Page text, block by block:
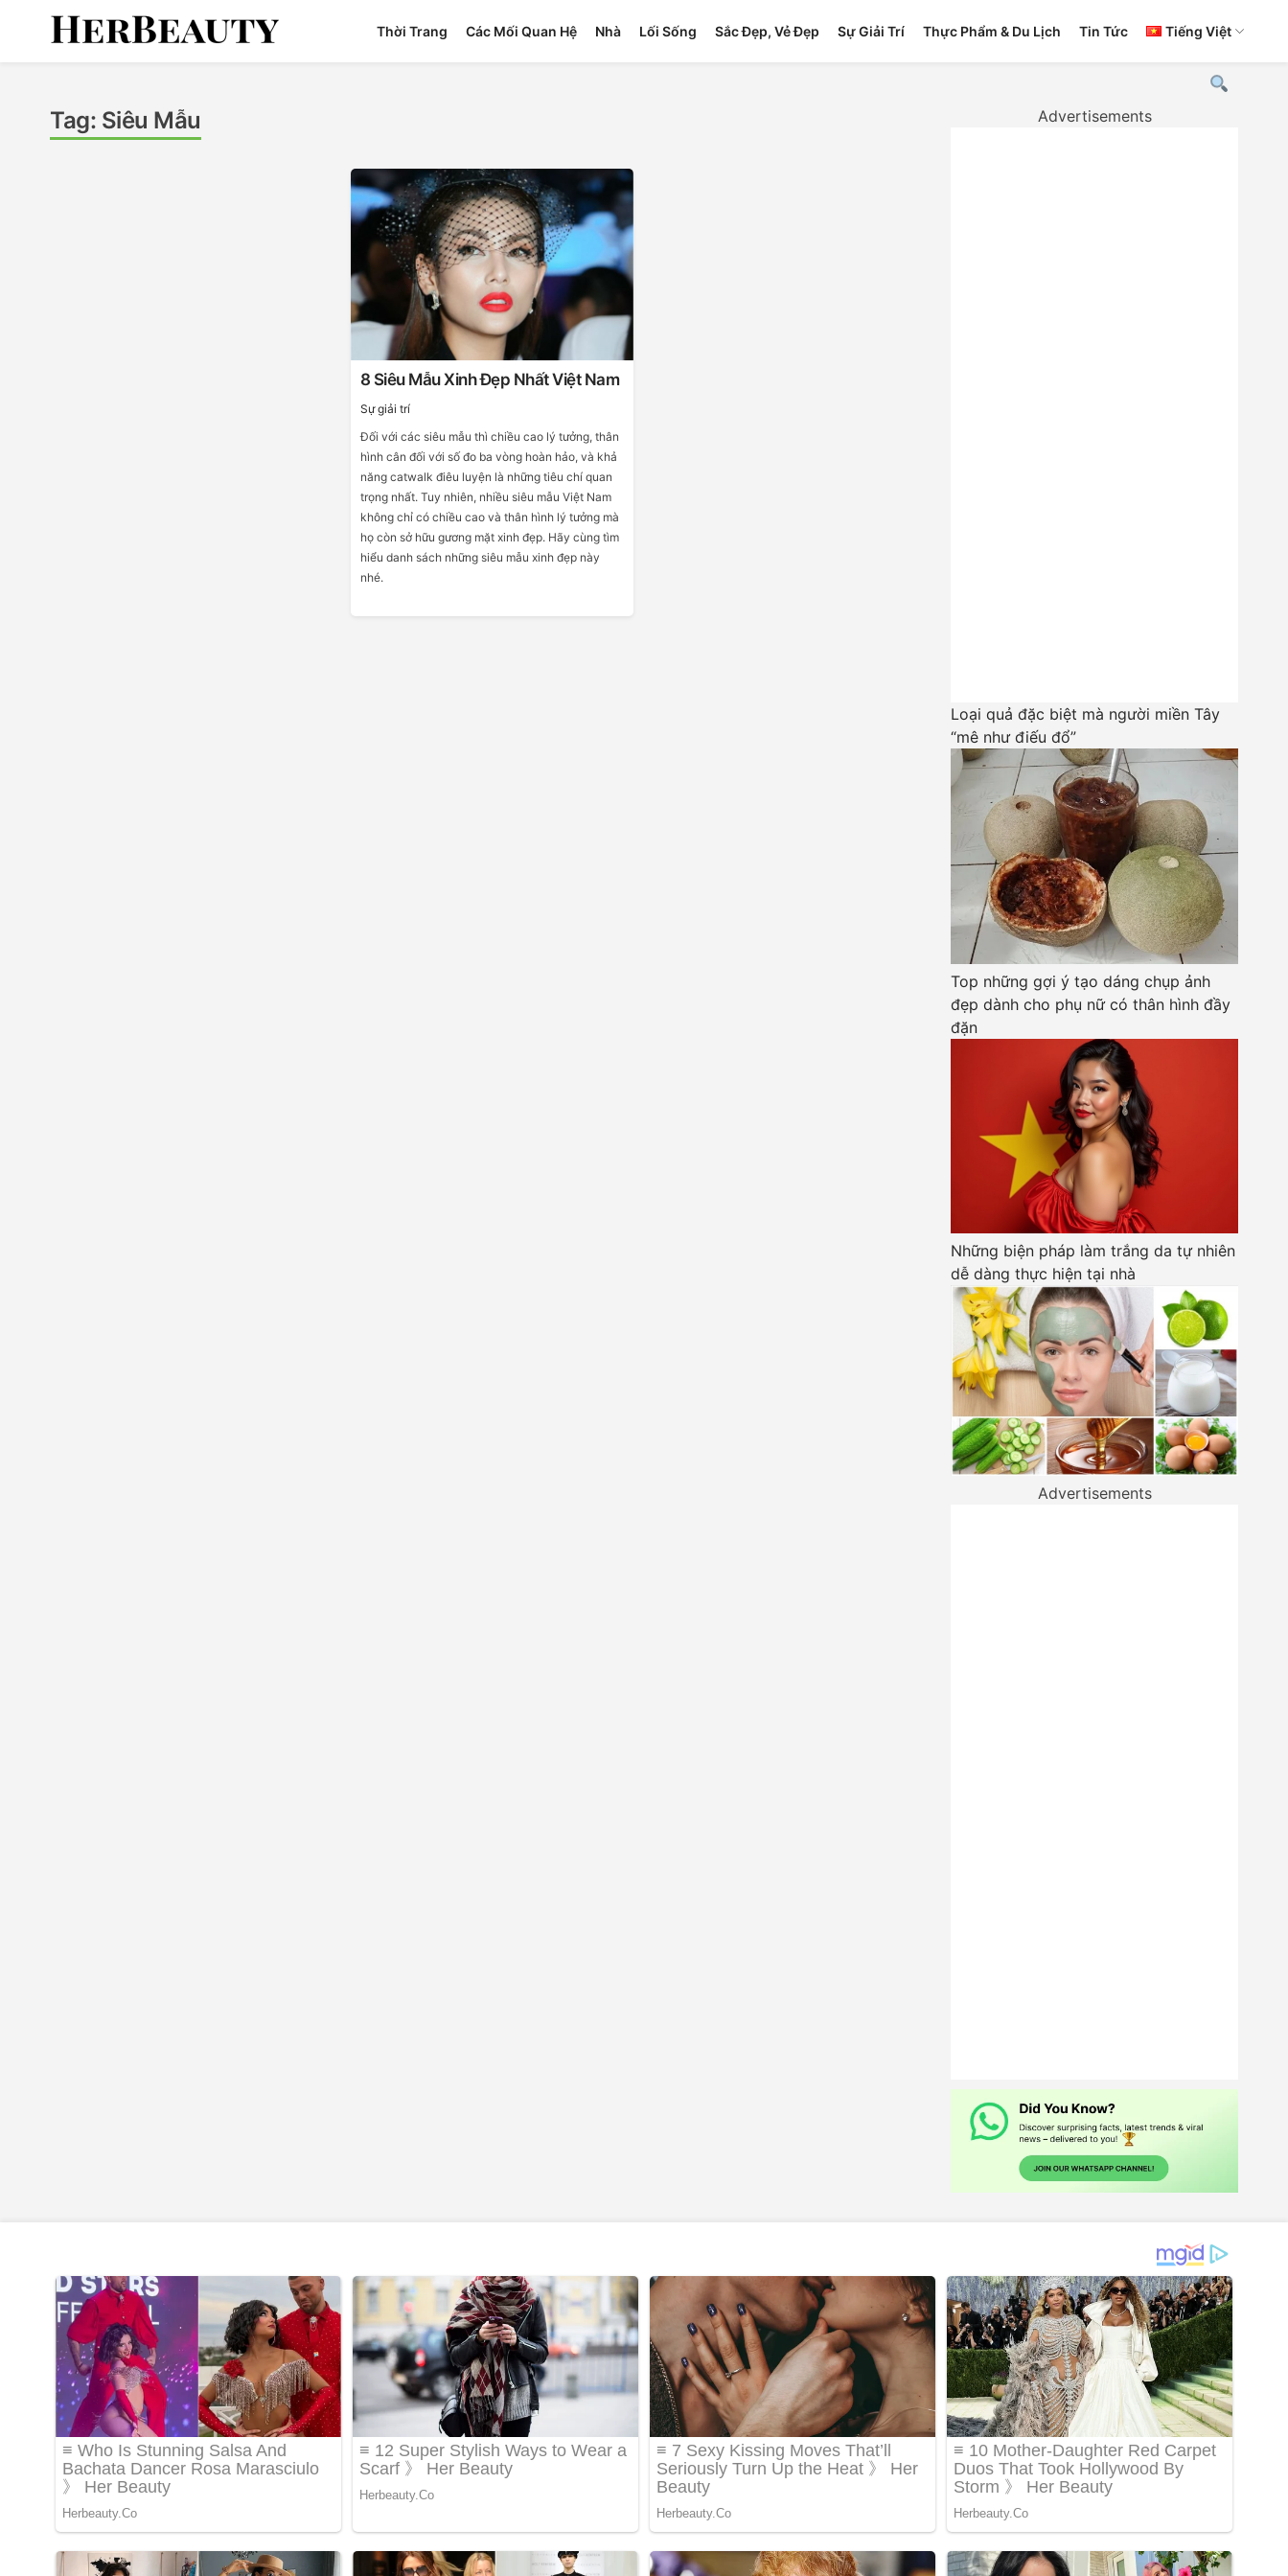
Thời Trang Các Mối Quan Hệ Nhà Lối Sống Sắc Đẹp, Vẻ Đẹp Sự Giải Trí Thực Phẩm & Du Lịch Tin Tức Tiếng Việt
Tag: Siêu Mẫu
8 Siêu Mẫu Xinh Đẹp Nhất Việt Nam
Sự giải trí
Đối với các siêu mẫu thì chiều cao lý tưởng, thân
hình cân đối với số đo ba vòng hoàn hảo, và khả
năng catwalk điêu luyện là những tiêu chí quan
trọng nhất. Tuy nhiên, nhiều siêu mẫu Việt Nam
không chỉ có chiều cao và thân hình lý tưởng mà
họ còn sở hữu gương mặt xinh đẹp. Hãy cùng tìm
hiểu danh sách những siêu mẫu xinh đẹp này
nhé.
Advertisements
Loại quả đặc biệt mà người miền Tây
“mê như điếu đổ”
Top những gợi ý tạo dáng chụp ảnh
đẹp dành cho phụ nữ có thân hình đầy
đặn
Những biện pháp làm trắng da tự nhiên
dễ dàng thực hiện tại nhà
Advertisements